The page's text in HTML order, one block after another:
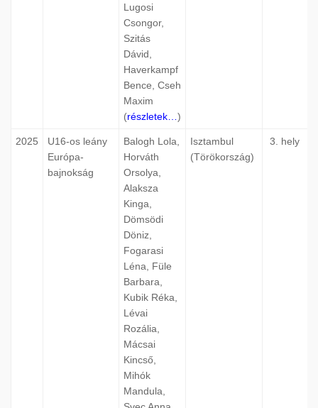
Lugosi
Csongor,
Szitás
Dávid,
Haverkampf
Bence, Cseh
Maxim
(részletek… )
2025
U16-os leány
Európa-
bajnokság
Balogh Lola,
Horváth
Orsolya,
Alaksza
Kinga,
Dömsödi
Döniz,
Fogarasi
Léna, Füle
Barbara,
Kubik Réka,
Lévai
Rozália,
Mácsai
Kincső,
Mihók
Mandula,
Isztambul
(Törökország)
3. hely